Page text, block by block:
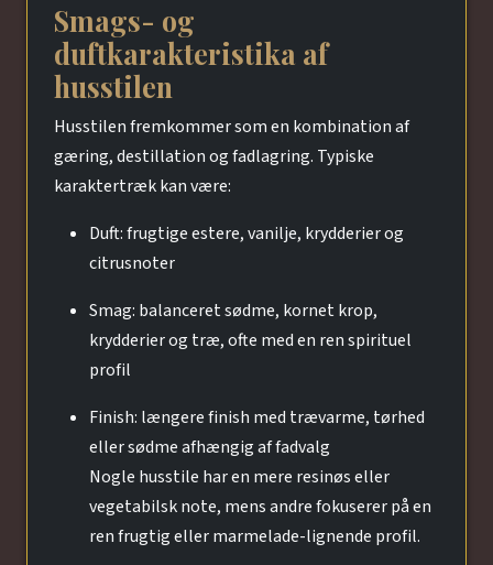
Smags- og
duftkarakteristika af
husstilen
Husstilen fremkommer som en kombination af
gæring, destillation og fadlagring. Typiske
karaktertræk kan være:
Duft: frugtige estere, vanilje, krydderier og
citrusnoter
Smag: balanceret sødme, kornet krop,
krydderier og træ, ofte med en ren spirituel
profil
Finish: længere finish med trævarme, tørhed
eller sødme afhængig af fadvalg
Nogle husstile har en mere resinøs eller
vegetabilsk note, mens andre fokuserer på en
ren frugtig eller marmelade-lignende profil.